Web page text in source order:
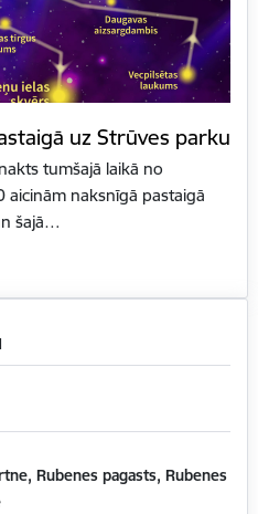
uz Strūves parku
tumšajā laikā no
naksnīgā pastaigā
šajā…
Rubenes pagasts, Rubenes